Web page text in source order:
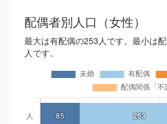
配偶者別人口（女性）
最大は有配偶の253人です。最小は
人です。